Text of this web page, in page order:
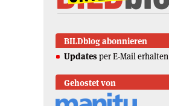
BILDblog abonnieren
Updates per E-Mail erhalten
Gehostet von